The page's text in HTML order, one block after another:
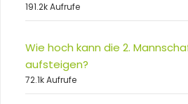
191.2k Aufrufe
Wie hoch kann die 2.
aufsteigen?
72.1k Aufrufe